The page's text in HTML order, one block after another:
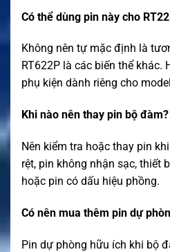
Có thể dùng pin này cho
Không nên tự mặc định là
RT622P là các biến thể khác.
phụ kiện dành riêng cho
Khi nào nên thay pin bộ đàm?
Nên kiểm tra hoặc thay pin
rệt, pin không nhận sạc, thiết
hoặc pin có dấu hiệu phồng.
Có nên mua thêm pin dự
Pin dự phòng hữu ích khi bộ